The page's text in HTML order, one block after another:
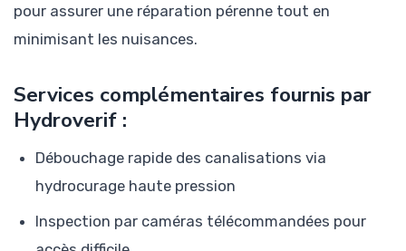
pour assurer une réparation pérenne tout en
minimisant les nuisances.
Services complémentaires fournis par
Hydroverif :
Débouchage rapide des canalisations via
hydrocurage haute pression
Inspection par caméras télécommandées pour